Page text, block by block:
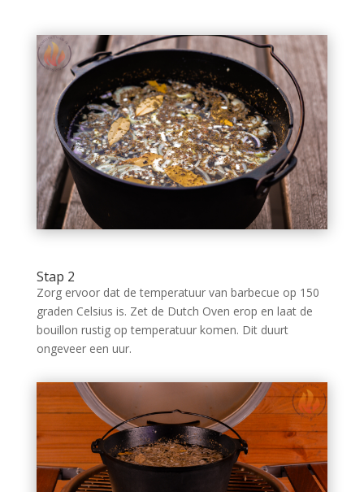
Stap 2
Zorg ervoor dat de temperatuur van barbecue op 150
graden Celsius is. Zet de Dutch Oven erop en laat de
bouillon rustig op temperatuur komen. Dit duurt
ongeveer een uur.